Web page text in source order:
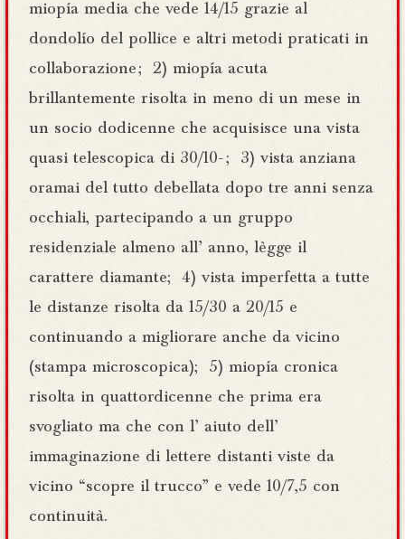
miopía media che vede 14/15 grazie al
dondolío del pollice e altri metodi praticati in
collaborazione ; 2) miopía acuta
brillantemente risolta in meno di un mese in
un socio dodicenne che acquisisce una vista
quasi telescopica di 30/10- ; 3) vista anziana
oramai del tutto debellata dopo tre anni senza
occhiali, partecipando a un gruppo
residenziale almeno all’ anno, lègge il
carattere diamante; 4) vista imperfetta a tutte
le distanze risolta da 15/30 a 20/15 e
continuando a migliorare anche da vicino
(stampa microscopica); 5) miopía cronica
risolta in quattordicenne che prima era
svogliato ma che con l’ aiuto dell’
immaginazione di lettere distanti viste da
vicino “scopre il trucco” e vede 10/7,5 con
continuità.